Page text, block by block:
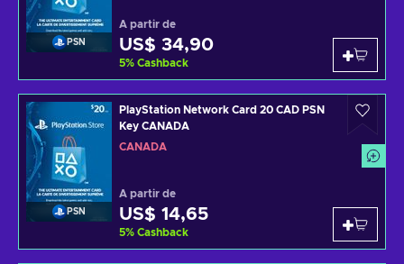
PSN
A partir de
US$ 34,90
5% Cashback
PSN
PlayStation Network Card 20 CAD PSN
Key CANADA
CANADÁ
A partir de
US$ 14,65
5% Cashback